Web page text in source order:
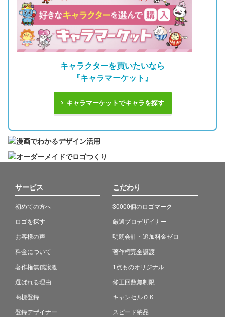
キャラクターを買いたいなら
『キャラマーケット』
キャラマーケットでキャラを探す
サービス
初めての方へ
ロゴを探す
お客様の声
料金について
著作権無償譲渡
選ばれる理由
商標登録
登録デザイナー
こだわり
30000個のロゴマーク
厳選プロデザイナー
明朗会計・追加料金ゼロ
著作権完全譲渡
1点ものオリジナル
修正回数無制限
キャンセルＯＫ
スピード納品